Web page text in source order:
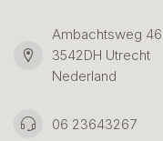
Ambachtsweg 46
3542DH Utrecht
Nederland
06 23643267